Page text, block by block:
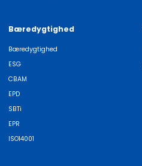
Bæredygtighed
Bæredygtighed
ESG
CBAM
EPD
SBTi
EPR
ISO14001